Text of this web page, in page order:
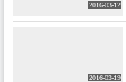
2016-03-12
2016-03-19